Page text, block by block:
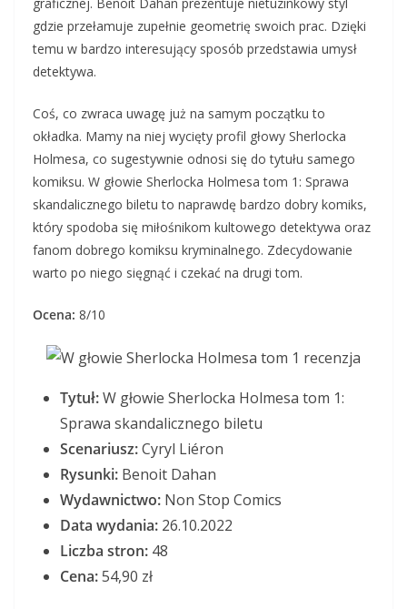
gdzie przełamuje zupełnie geometrię swoich prac. Dzięki
temu w bardzo interesujący sposób przedstawia umysł
detektywa.
Coś, co zwraca uwagę już na samym początku to
okładka. Mamy na niej wycięty profil głowy Sherlocka
Holmesa, co sugestywnie odnosi się do tytułu samego
komiksu. W głowie Sherlocka Holmesa tom 1: Sprawa
skandalicznego biletu to naprawdę bardzo dobry komiks,
który spodoba się miłośnikom kultowego detektywa oraz
fanom dobrego komiksu kryminalnego. Zdecydowanie
warto po niego sięgnąć i czekać na drugi tom.
Ocena: 8/10
Tytuł:W głowie Sherlocka Holmesa tom 1:
Sprawa skandalicznego biletu
Scenariusz:Cyryl Liéron
Rysunki: Benoit Dahan
Wydawnictwo: Non Stop Comics
Data wydania: 26.10.2022
Liczba stron: 48
Cena:54,90 zł